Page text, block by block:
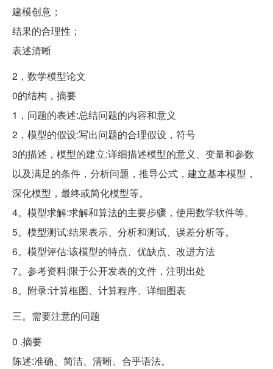
建模创意；
结果的合理性；
表述清晰
2，数学模型论文
0的结构，摘要
1，问题的表述:总结问题的内容和意义
2，模型的假设:写出问题的合理假设，符号
3的描述，模型的建立:详细描述模型的意义、变量和参数
以及满足的条件，分析问题，推导公式，建立基本模型，
深化模型，最终或简化模型等。
4。模型求解:求解和算法的主要步骤，使用数学软件等。
5。模型测试:结果表示、分析和测试、误差分析等。
6。模型评估:该模型的特点、优缺点、改进方法
7。参考资料:限于公开发表的文件，注明出处
8。附录:计算框图、计算程序、详细图表
三。需要注意的问题
0 .摘要
陈述:准确、简洁、清晰、合乎语法。